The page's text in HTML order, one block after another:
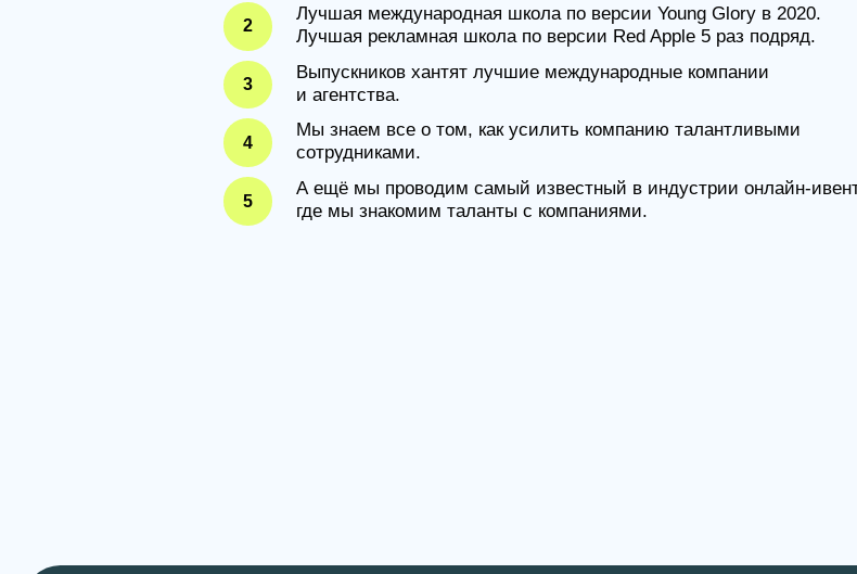
Выпускников хантят лучшие международные компании
и агентства.
Мы знаем все о том, как усилить компанию талантливыми
сотрудниками.
3
А ещё мы проводим самый известный в индустрии онлайн-ивент,
где мы знакомим таланты с компаниями.
4
5